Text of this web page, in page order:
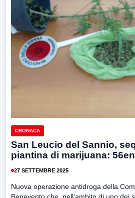
CRONACA
San Leucio del Sannio,
piantina di marijuana:
27 SETTEMBRE 2025
Nuova operazione antidroga della